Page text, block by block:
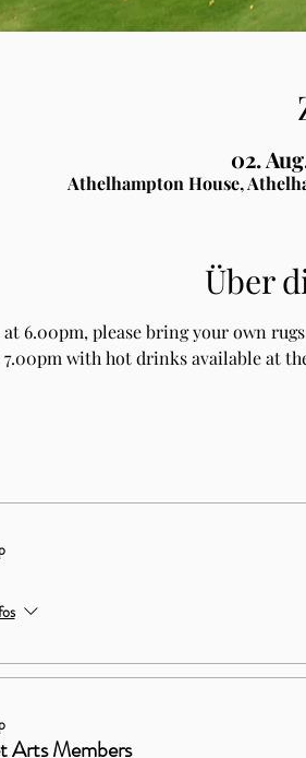
02.
Athelhampton House,
Über
at 6.00pm, please bring your own
with hot drinks available at
Arts Members